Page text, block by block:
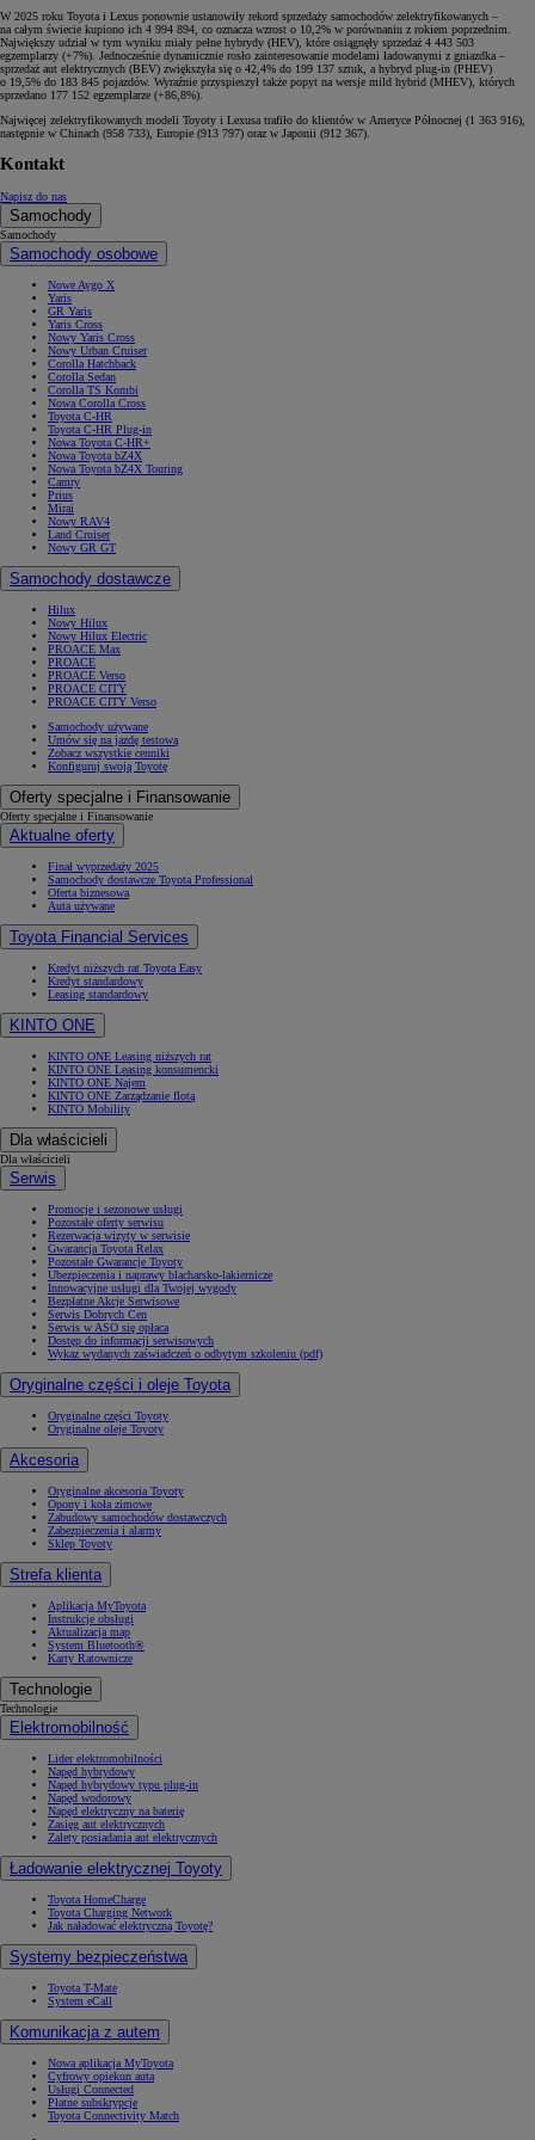
W 2025 roku Toyota i Lexus ponownie ustanowiły rekord sprzedaży samochodów zelektryfikowanych –
na całym świecie kupiono ich 4 994 894, co oznacza wzrost o 10,2% w porównaniu z rokiem poprzednim.
Największy udział w tym wyniku miały pełne hybrydy (HEV), które osiągnęły sprzedaż 4 443 503
egzemplarzy (+7%). Jednocześnie dynamicznie rosło zainteresowanie modelami ładowanymi z gniazdka –
sprzedaż aut elektrycznych (BEV) zwiększyła się o 42,4% do 199 137 sztuk, a hybryd plug-in (PHEV)
o 19,5% do 183 845 pojazdów. Wyraźnie przyspieszył także popyt na wersje mild hybrid (MHEV), których
sprzedano 177 152 egzemplarze (+86,8%).
Najwięcej zelektryfikowanych modeli Toyoty i Lexusa trafiło do klientów w Ameryce Północnej (1 363 916),
następnie w Chinach (958 733), Europie (913 797) oraz w Japonii (912 367).
Kontakt
Napisz do nas
Samochody
Samochody
Samochody osobowe
Nowe Aygo X
Yaris
GR Yaris
Yaris Cross
Nowy Yaris Cross
Nowy Urban Cruiser
Corolla Hatchback
Corolla Sedan
Corolla TS Kombi
Nowa Corolla Cross
Toyota C-HR
Toyota C-HR Plug-in
Nowa Toyota C-HR+
Nowa Toyota bZ4X
Nowa Toyota bZ4X Touring
Camry
Prius
Mirai
Nowy RAV4
Land Cruiser
Nowy GR GT
Samochody dostawcze
Hilux
Nowy Hilux
Nowy Hilux Electric
PROACE Max
PROACE
PROACE Verso
PROACE CITY
PROACE CITY Verso
Samochody używane
Umów się na jazdę testową
Zobacz wszystkie cenniki
Konfiguruj swoją Toyotę
Oferty specjalne i Finansowanie
Oferty specjalne i Finansowanie
Aktualne oferty
Finał wyprzedaży 2025
Samochody dostawcze Toyota Professional
Oferta biznesowa
Auta używane
Toyota Financial Services
Kredyt niższych rat Toyota Easy
Kredyt standardowy
Leasing standardowy
KINTO ONE
KINTO ONE Leasing niższych rat
KINTO ONE Leasing konsumencki
KINTO ONE Najem
KINTO ONE Zarządzanie flotą
KINTO Mobility
Dla właścicieli
Dla właścicieli
Serwis
Promocje i sezonowe usługi
Pozostałe oferty serwisu
Rezerwacja wizyty w serwisie
Gwarancja Toyota Relax
Pozostałe Gwarancje Toyoty
Ubezpieczenia i naprawy blacharsko-lakiernicze
Innowacyjne usługi dla Twojej wygody
Bezpłatne Akcje Serwisowe
Serwis Dobrych Cen
Serwis w ASO się opłaca
Dostęp do informacji serwisowych
Wykaz wydanych zaświadczeń o odbytym szkoleniu (pdf)
Oryginalne części i oleje Toyota
Oryginalne części Toyoty
Oryginalne oleje Toyoty
Akcesoria
Oryginalne akcesoria Toyoty
Opony i koła zimowe
Zabudowy samochodów dostawczych
Zabezpieczenia i alarmy
Sklep Toyoty
Strefa klienta
Aplikacja MyToyota
Instrukcje obsługi
Aktualizacja map
System Bluetooth®
Karty Ratownicze
Technologie
Technologie
Elektromobilność
Lider elektromobilności
Napęd hybrydowy
Napęd hybrydowy typu plug-in
Napęd wodorowy
Napęd elektryczny na baterię
Zasięg aut elektrycznych
Zalety posiadania aut elektrycznych
Ładowanie elektrycznej Toyoty
Toyota HomeCharge
Toyota Charging Network
Jak naładować elektryczną Toyotę?
Systemy bezpieczeństwa
Toyota T-Mate
System eCall
Komunikacja z autem
Nowa aplikacja MyToyota
Cyfrowy opiekun auta
Usługi Connected
Płatne subskrypcje
Toyota Connectivity Match